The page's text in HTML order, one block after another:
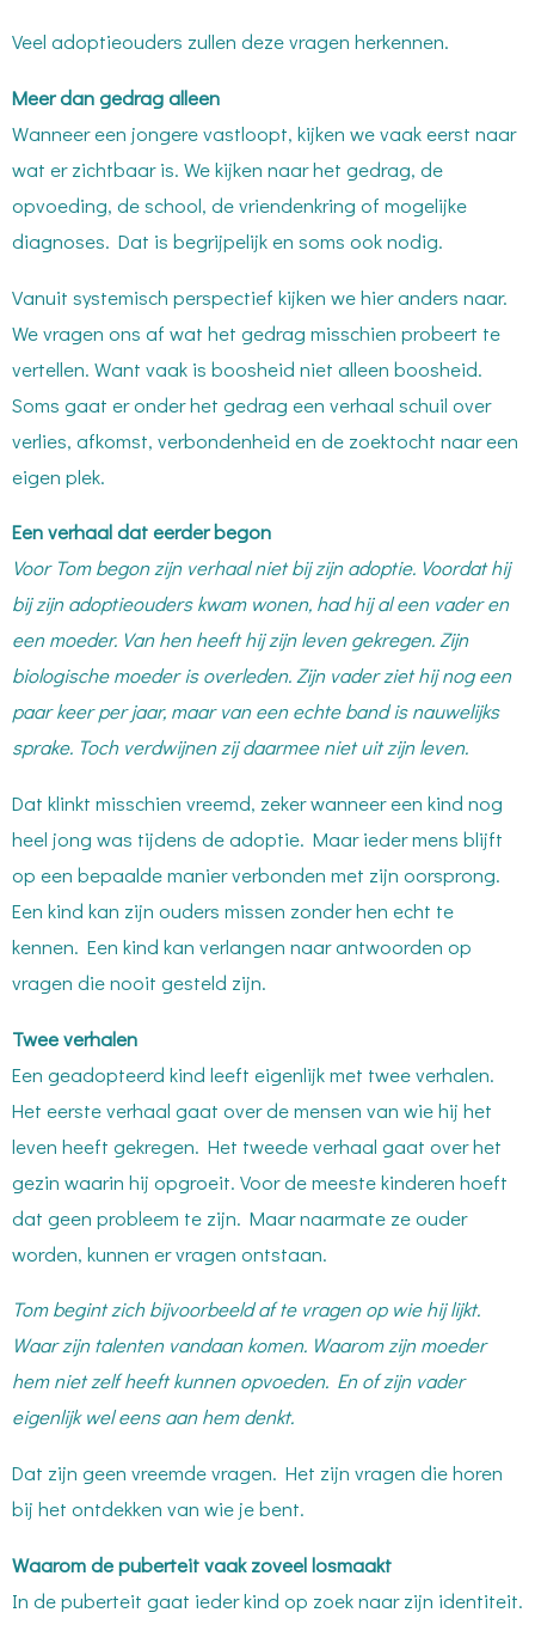
Veel adoptieouders zullen deze vragen herkennen.
Meer dan gedrag alleen
Wanneer een jongere vastloopt, kijken we vaak eerst naar
wat er zichtbaar is. We kijken naar het gedrag, de
opvoeding, de school, de vriendenkring of mogelijke
diagnoses. Dat is begrijpelijk en soms ook nodig.
Vanuit systemisch perspectief kijken we hier anders naar.
We vragen ons af wat het gedrag misschien probeert te
vertellen. Want vaak is boosheid niet alleen boosheid.
Soms gaat er onder het gedrag een verhaal schuil over
verlies, afkomst, verbondenheid en de zoektocht naar een
eigen plek.
Een verhaal dat eerder begon
Voor Tom begon zijn verhaal niet bij zijn adoptie. Voordat hij
bij zijn adoptieouders kwam wonen, had hij al een vader en
een moeder. Van hen heeft hij zijn leven gekregen. Zijn
biologische moeder is overleden. Zijn vader ziet hij nog een
paar keer per jaar, maar van een echte band is nauwelijks
sprake. Toch verdwijnen zij daarmee niet uit zijn leven.
Dat klinkt misschien vreemd, zeker wanneer een kind nog
heel jong was tijdens de adoptie. Maar ieder mens blijft
op een bepaalde manier verbonden met zijn oorsprong.
Een kind kan zijn ouders missen zonder hen echt te
kennen. Een kind kan verlangen naar antwoorden op
vragen die nooit gesteld zijn.
Twee verhalen
Een geadopteerd kind leeft eigenlijk met twee verhalen.
Het eerste verhaal gaat over de mensen van wie hij het
leven heeft gekregen. Het tweede verhaal gaat over het
gezin waarin hij opgroeit. Voor de meeste kinderen hoeft
dat geen probleem te zijn. Maar naarmate ze ouder
worden, kunnen er vragen ontstaan.
Tom begint zich bijvoorbeeld af te vragen op wie hij lijkt.
Waar zijn talenten vandaan komen. Waarom zijn moeder
hem niet zelf heeft kunnen opvoeden. En of zijn vader
eigenlijk wel eens aan hem denkt.
Dat zijn geen vreemde vragen. Het zijn vragen die horen
bij het ontdekken van wie je bent.
Waarom de puberteit vaak zoveel losmaakt
In de puberteit gaat ieder kind op zoek naar zijn identiteit.